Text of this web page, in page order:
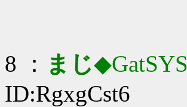
8 ： まじ
ID:RgxgCst6